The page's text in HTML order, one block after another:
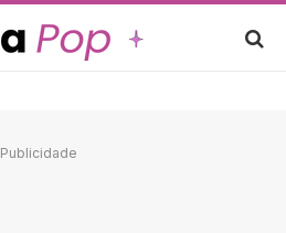
Publicidade